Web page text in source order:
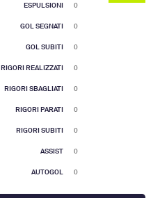
ESPULSIONI 0
GOL SEGNATI 0
GOL SUBITI 0
RIGORI REALIZZATI 0
RIGORI SBAGLIATI 0
RIGORI PARATI 0
RIGORI SUBITI 0
ASSIST 0
AUTOGOL 0